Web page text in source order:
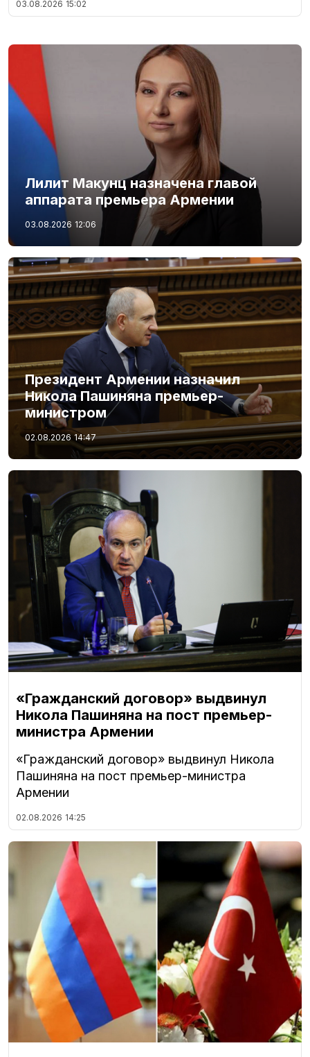
03.08.2026 15:02
Лилит Макунц назначена главой
аппарата премьера Армении
03.08.2026 12:06
Президент Армении назначил
Никола Пашиняна премьер-
министром
02.08.2026 14:47
«Гражданский договор» выдвинул
Никола Пашиняна на пост премьер-
министра Армении
«Гражданский договор» выдвинул Никола
Пашиняна на пост премьер-министра
Армении
02.08.2026 14:25